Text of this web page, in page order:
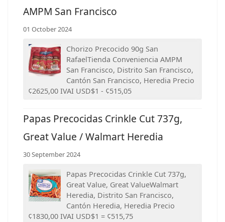
AMPM San Francisco
01 October 2024
Chorizo Precocido 90g San
RafaelTienda Conveniencia AMPM
San Francisco, Distrito San Francisco,
Cantón San Francisco, Heredia Precio
¢2625,00 IVAI USD$1 - ¢515,05
Papas Precocidas Crinkle Cut 737g,
Great Value / Walmart Heredia
30 September 2024
Papas Precocidas Crinkle Cut 737g,
Great Value, Great ValueWalmart
Heredia, Distrito San Francisco,
Cantón Heredia, Heredia Precio
¢1830,00 IVAI USD$1 = ¢515,75